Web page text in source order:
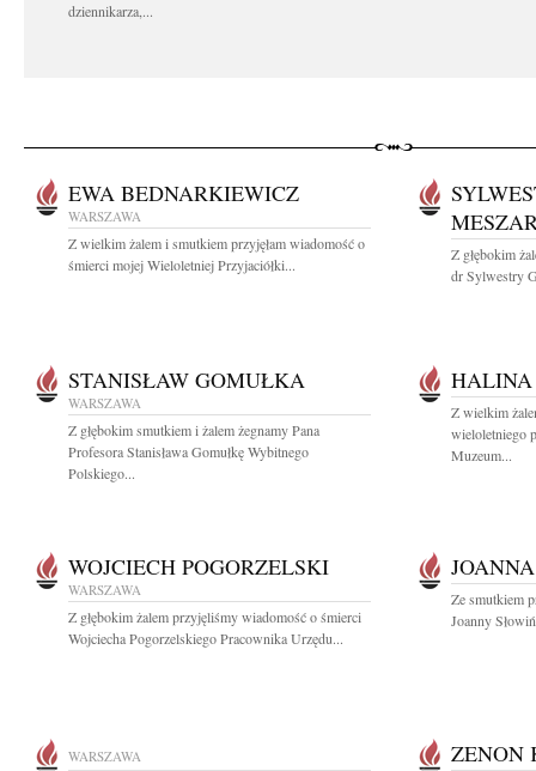
dziennikarza,...
EWA BEDNARKIEWICZ
WARSZAWA
Z wielkim żalem i smutkiem przyjęłam wiadomość o
śmierci mojej Wieloletniej Przyjaciółki...
Z głębokim
dr Sylwestry
STANISŁAW GOMUŁKA
WARSZAWA
Z głębokim smutkiem i żalem żegnamy Pana
Profesora Stanisława Gomułkę Wybitnego
Polskiego...
HALINA
Z wielkim
wieloletniego
Muzeum...
WOJCIECH POGORZELSKI
WARSZAWA
Z głębokim żalem przyjęliśmy wiadomość o śmierci
Wojciecha Pogorzelskiego Pracownika Urzędu...
Ze smutkiem
Joanny
WARSZAWA ZENON